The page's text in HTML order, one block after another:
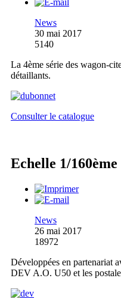
News
30 mai 2017
5140
La 4ème série des wagon-
détaillants.
Consulter le catalogue
Echelle 1/
News
26 mai 2017
18972
Développées en
DEV A.O. U50 et les